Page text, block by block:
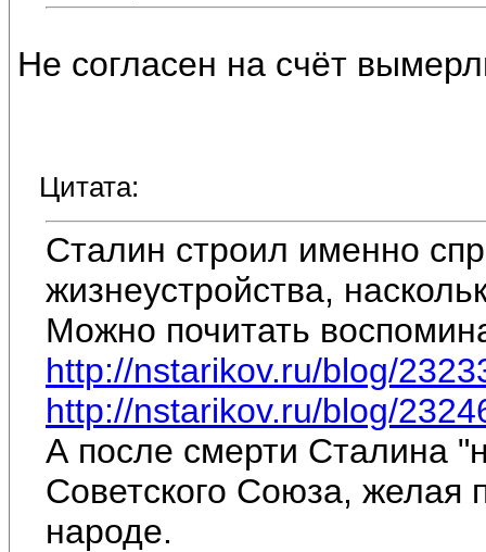
Не согласен на счёт
Цитата:
Сталин строил именно
жизнеустройства,
Можно почитать
http://nstarikov.ru/blog/
http://nstarikov.ru/blog/
А после смерти Сталина
Советского Союза, желая
народе.